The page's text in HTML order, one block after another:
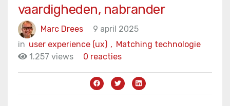
vaardigheden, nabrander
Marc Drees
9 april 2025
in
Matching technologie
user experience (ux) ,
1.257 views
0 reacties